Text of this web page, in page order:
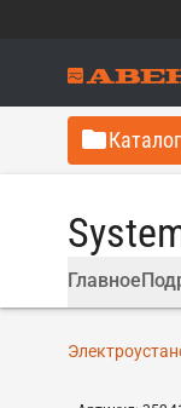
Каталог
Главное